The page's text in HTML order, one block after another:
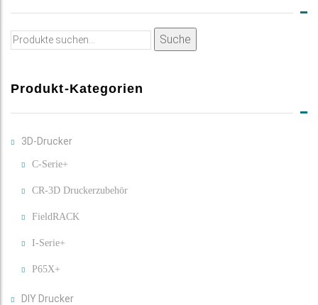
Suche
Suche
Produkt-Kategorien
3D-Drucker
C-Serie+
CR-3D Druckerzubehör
FieldRACK
I-Serie+
P65X+
DIY Drucker